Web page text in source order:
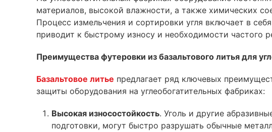
материалов, высокой влажности, а также химических
Процесс измельчения и сортировки угля включает в
приводит к быстрому износу и необходимости частого
Преимущества футеровки из базальтового литья для
Базальтовое литье предлагает ряд ключевых
защиты оборудования на углеобогатительных фабриках:
Высокая износостойкость. Уголь и другие
подготовки, могут быстро разрушать обычные